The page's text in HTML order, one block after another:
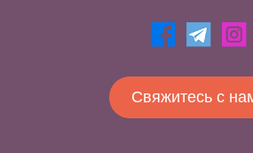
Свяжитесь с